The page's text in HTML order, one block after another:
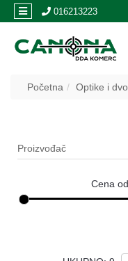
016213223
Početna Optike i
Proizvođač
Cena